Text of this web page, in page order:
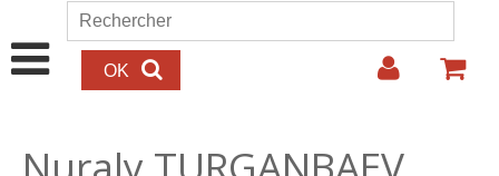
Aller au contenu principal
Formulaire de recherche
Rechercher